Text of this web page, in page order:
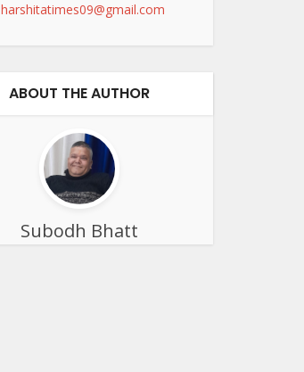
harshitatimes09@gmail.com
ABOUT THE AUTHOR
Subodh Bhatt